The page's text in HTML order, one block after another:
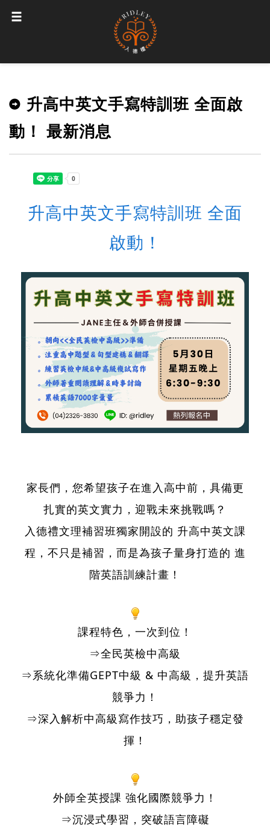
升高中英文手寫特訓班 全面啟
動！ 最新消息
升高中英文手寫特訓班 全面
啟動！
家長們，您希望孩子在進入高中前，具備更
扎實的英文實力，迎戰未來挑戰嗎？
入德禮文理補習班獨家開設的 升高中英文課
程，不只是補習，而是為孩子量身打造的 進
階英語訓練計畫！
課程特色，一次到位！
⇒全民英檢中高級
⇒系統化準備GEPT中級 & 中高級，提升英語
競爭力！
⇒深入解析中高級寫作技巧，助孩子穩定發
揮！
外師全英授課 強化國際競爭力！
⇒沉浸式學習，突破語言障礙